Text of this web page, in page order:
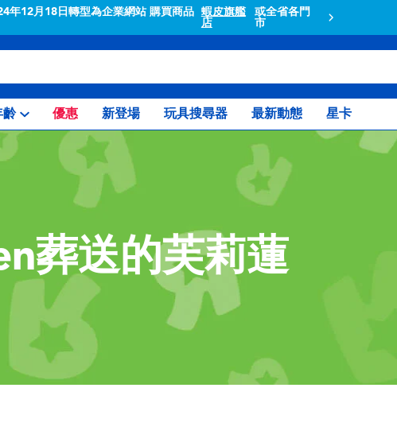
年12月18日轉型為企業網站 購買商品 蝦皮旗艦
店
或全省各門
市
齡 優惠 新登場 玩具搜尋器 最新動態 星卡
葬送的芙莉蓮